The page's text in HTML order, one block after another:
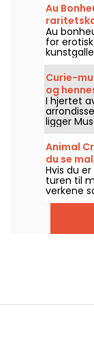
Au
Au
for
oppdage
den
gjennom
1900-
klumper.
Curie-
og
I hjertet
ligger
lørdag
historie
Animal
du se
Hvis du
turen til
verkene
Animal